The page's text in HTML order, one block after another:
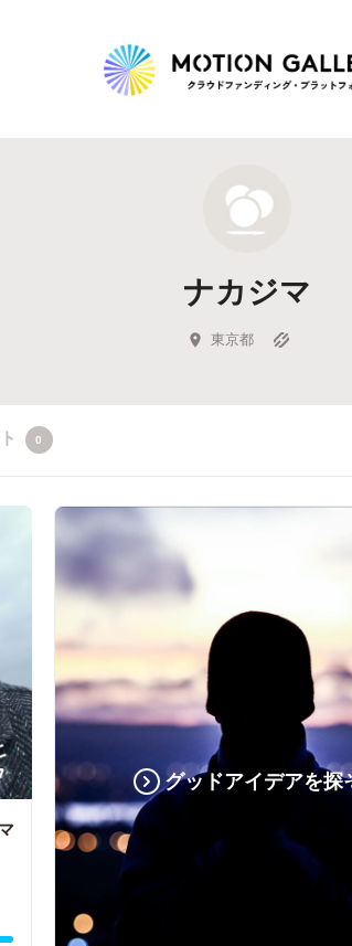
新着プロジェクト
Feature
キュレーターから探す
ナカジマ
東京都
0
グッドアイデアを探